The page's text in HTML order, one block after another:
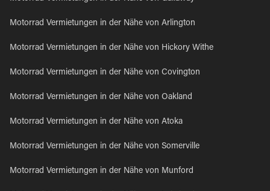
Motorrad Vermietungen in der Nähe von Arlington
Motorrad Vermietungen in der Nähe von Hickory Withe
Motorrad Vermietungen in der Nähe von Covington
Motorrad Vermietungen in der Nähe von Oakland
Motorrad Vermietungen in der Nähe von Atoka
Motorrad Vermietungen in der Nähe von Somerville
Motorrad Vermietungen in der Nähe von Munford